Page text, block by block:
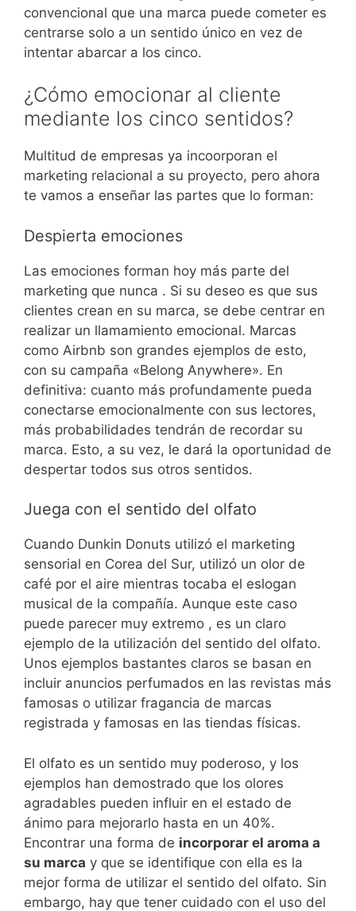
convencional que una marca puede cometer es
centrarse solo a un sentido único en vez de
intentar abarcar a los cinco.
¿Cómo emocionar al cliente
mediante los cinco sentidos?
Multitud de empresas ya incoorporan el
marketing relacional a su proyecto, pero ahora
te vamos a enseñar las partes que lo forman:
Despierta emociones
Las emociones forman hoy más parte del
marketing que nunca . Si su deseo es que sus
clientes crean en su marca, se debe centrar en
realizar un llamamiento emocional. Marcas
como Airbnb son grandes ejemplos de esto,
con su campaña «Belong Anywhere». En
definitiva: cuanto más profundamente pueda
conectarse emocionalmente con sus lectores,
más probabilidades tendrán de recordar su
marca. Esto, a su vez, le dará la oportunidad de
despertar todos sus otros sentidos.
Juega con el sentido del olfato
Cuando Dunkin Donuts utilizó el marketing
sensorial en Corea del Sur, utilizó un olor de
café por el aire mientras tocaba el eslogan
musical de la compañía. Aunque este caso
puede parecer muy extremo , es un claro
ejemplo de la utilización del sentido del olfato.
Unos ejemplos bastantes claros se basan en
incluir anuncios perfumados en las revistas más
famosas o utilizar fragancia de marcas
registrada y famosas en las tiendas físicas.
El olfato es un sentido muy poderoso, y los
ejemplos han demostrado que los olores
agradables pueden influir en el estado de
ánimo para mejorarlo hasta en un 40%.
Encontrar una forma de incorporar el aroma a
su marca y que se identifique con ella es la
mejor forma de utilizar el sentido del olfato. Sin
embargo, hay que tener cuidado con el uso del